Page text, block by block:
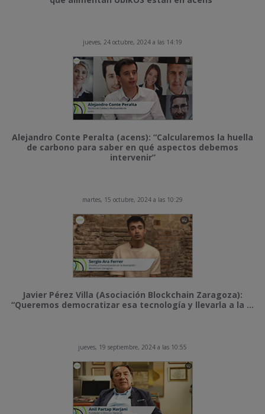
jueves, 24 octubre, 2024 a las 14:19
Alejandro Conte Peralta (acens): “Calcularemos la huella
de carbono para saber en qué aspectos debemos
intervenir”
martes, 15 octubre, 2024 a las 10:29
Javier Pérez Villa (Asociación Blockchain Zaragoza):
“Queremos democratizar esa tecnología y llevarla a la ...
jueves, 19 septiembre, 2024 a las 10:55